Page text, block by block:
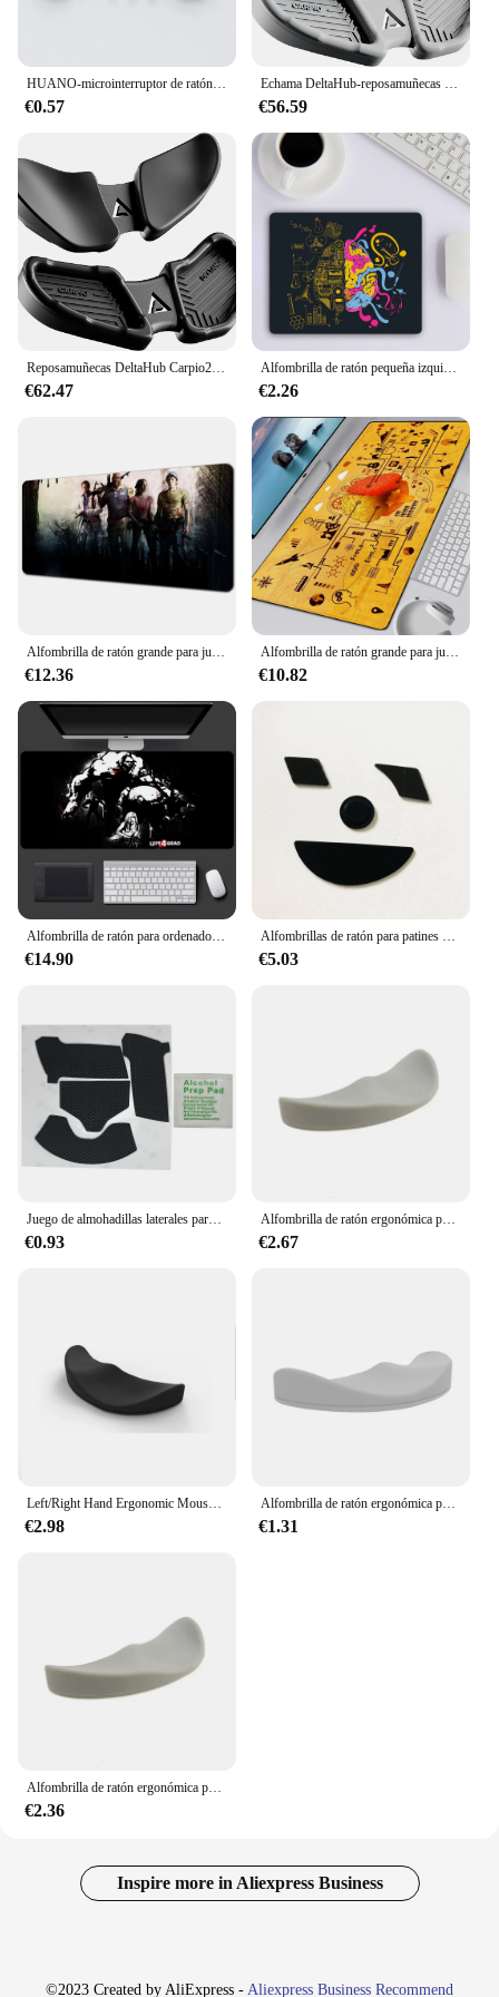
€0.57 €56.59
€62.47
Alfombrilla de ratón pequeña izquierda y derecha, accesorio para juegos de ordenador, teclado, XXL, ordenador portátil, escritorio de oficina, PC
€2.26
€12.36 €10.82
€14.90 €5.03
Juego de almohadillas laterales para ratón, pegatinas de botón izquierdo y derecho para ratones Viper Ultimate, bordes curvos, agarre de silicona, 1 Juego
€0.93
Alfombrilla de ratón ergonómica para mano izquierda/derecha, almohadilla para muñeca de Gel de silicona, alfombrilla de soporte para reposamuñecas aerodinámica antideslizante para Juegos de oficina y PC
€2.67
Left/Right Hand Ergonomic Mouse Pad Wrist Pad Silicon Gel Non-slip Streamline Wrist Rest Support Mat for Office Gaming PC
€2.98
Alfombrilla de ratón ergonómica para mano izquierda/derecha, almohadilla de muñeca de Gel de silicona, antideslizante, soporte para reposamuñecas, alfombrilla para Juegos de oficina y PC
€1.31
Alfombrilla de ratón ergonómica para mano izquierda/derecha, alfombrilla de Gel de silicona antideslizante, reposamuñecas aerodinámico, soporte para oficina, juegos y PC
€2.36
Inspire more in Aliexpress Business
©2023 Created by AliExpress - Aliexpress Business Recommend